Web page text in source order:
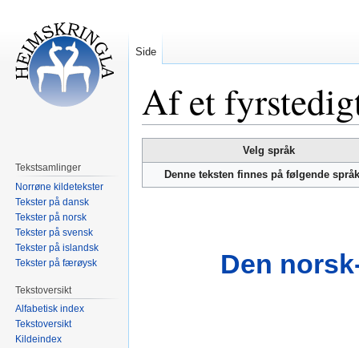
Af et
til
navigering
til
Velg språk
Denne teksten finnes på følgende
Den
Side
Tekstsamlinger
Norrøne kildetekster
Tekster på dansk
Tekster på norsk
Tekster på svensk
Tekster på islandsk
Tekster på færøysk
Tekstoversikt
Alfabetisk index
Tekstoversikt
Kildeindex